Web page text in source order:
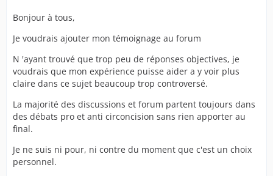
Bonjour à tous,
Je voudrais ajouter mon témoignage au forum
N 'ayant trouvé que trop peu de réponses objectives, je
voudrais que mon expérience puisse aider a y voir plus
claire dans ce sujet beaucoup trop controversé.
La majorité des discussions et forum partent toujours dans
des débats pro et anti circoncision sans rien apporter au
final.
Je ne suis ni pour, ni contre du moment que c'est un choix
personnel.